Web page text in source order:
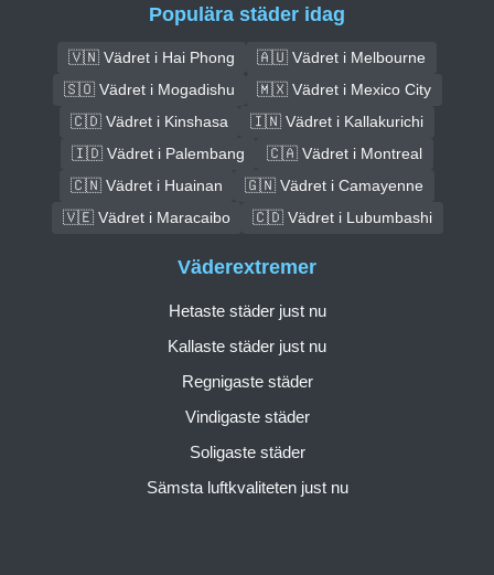
Populära städer idag
🇻🇳 Vädret i Hai Phong
🇦🇺 Vädret i Melbourne
🇸🇴 Vädret i Mogadishu
🇲🇽 Vädret i Mexico City
🇨🇩 Vädret i Kinshasa
🇮🇳 Vädret i Kallakurichi
🇮🇩 Vädret i Palembang
🇨🇦 Vädret i Montreal
🇨🇳 Vädret i Huainan
🇬🇳 Vädret i Camayenne
🇻🇪 Vädret i Maracaibo
🇨🇩 Vädret i Lubumbashi
Väderextremer
Hetaste städer just nu
Kallaste städer just nu
Regnigaste städer
Vindigaste städer
Soligaste städer
Sämsta luftkvaliteten just nu